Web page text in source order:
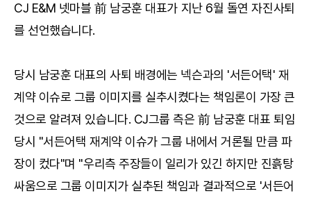
CJ E&M 넷마블 前 남궁훈 대표가 지난 6월 돌연 자진사퇴
를 선언했습니다.
당시 남궁훈 대표의 사퇴 배경에는 넥슨과의 '서든어택' 재
계약 이슈로 그룹 이미지를 실추시켰다는 책임론이 가장 큰
것으로 알려져 있습니다. CJ그룹 측은 前 남궁훈 대표 퇴임
당시 "서든어택 재계약 이슈가 그룹 내에서 거론될 만큼 파
장이 컸다"며 "우리측 주장들이 일리가 있긴 하지만 진흙탕
싸움으로 그룹 이미지가 실추된 책임과 결과적으로 '서든어